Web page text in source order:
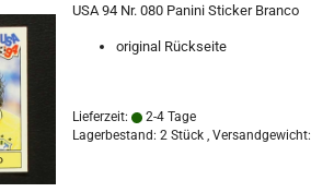
USA 94 Nr. 080 Panini Sticker Branco
original Rückseite
Lieferzeit:
2-4 Tage
Lagerbestand: 2 Stück , Versandgewicht: